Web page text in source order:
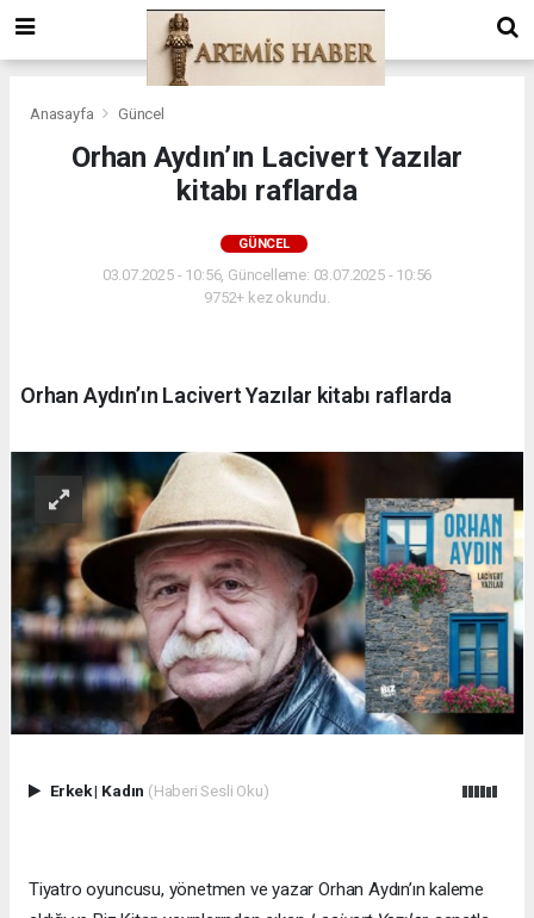
Anasayfa Güncel
Orhan Aydın’ın Lacivert Yazılar
kitabı raflarda
GÜNCEL
03.07.2025 - 10:56, Güncelleme: 03.07.2025 - 10:56
9752+ kez okundu.
Orhan Aydın’ın Lacivert Yazılar kitabı raflarda
Erkek| Kadın (Haberi Sesli Oku)
Tiyatro oyuncusu, yönetmen ve yazar Orhan Aydın’ın kaleme